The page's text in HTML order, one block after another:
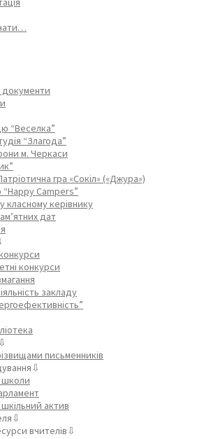
документи
“Веселка”
“Злагода”
м. Черкаси
гра «Сокіл» («Джура»)
“Happy Campers”
класному керівнику
дат
конкурси
закладу
письменників
актив
вчителів⇩